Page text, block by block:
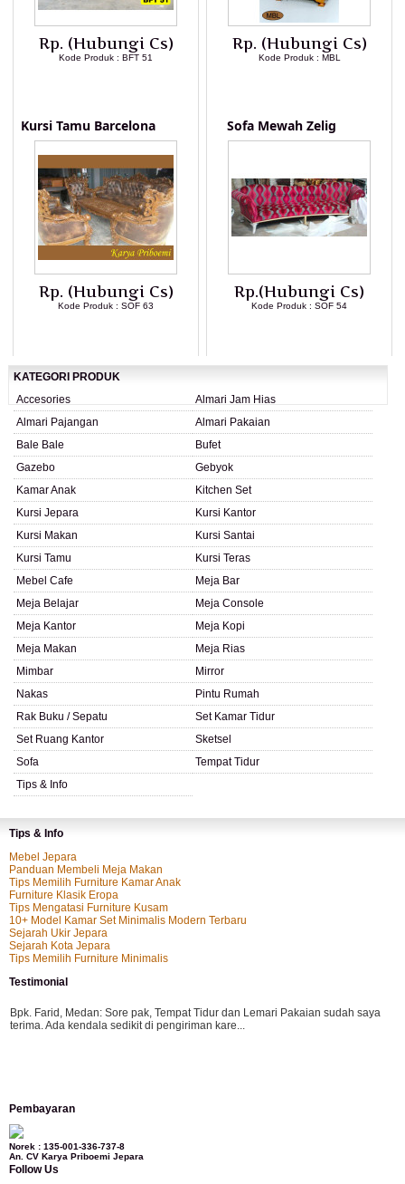
Rp. (Hubungi Cs)
Kode Produk : BFT 51
Rp. (Hubungi Cs)
Kode Produk : MBL
Kursi Tamu Barcelona
Rp. (Hubungi Cs)
Kode Produk : SOF 63
Sofa Mewah Zelig
Rp.(Hubungi Cs)
Kode Produk : SOF 54
KATEGORI PRODUK
Accesories
Almari Jam Hias
Almari Pajangan
Almari Pakaian
Bale Bale
Bufet
Gazebo
Gebyok
Kamar Anak
Kitchen Set
Kursi Jepara
Kursi Kantor
Kursi Makan
Kursi Santai
Kursi Tamu
Kursi Teras
Mebel Cafe
Meja Bar
Meja Belajar
Meja Console
Meja Kantor
Meja Kopi
Meja Makan
Meja Rias
Mimbar
Mirror
Nakas
Pintu Rumah
Rak Buku / Sepatu
Set Kamar Tidur
Set Ruang Kantor
Sketsel
Sofa
Tempat Tidur
Tips & Info
Tips & Info
Mebel Jepara
Panduan Membeli Meja Makan
Tips Memilih Furniture Kamar Anak
Furniture Klasik Eropa
Tips Mengatasi Furniture Kusam
10+ Model Kamar Set Minimalis Modern Terbaru
Sejarah Ukir Jepara
Sejarah Kota Jepara
Tips Memilih Furniture Minimalis
Testimonial
Bpk. Farid, Medan: Sore pak, Tempat Tidur dan Lemari Pakaian sudah saya
terima. Ada kendala sedikit di pengiriman kare...
kursi teras saya sudah saya terima dan p...
Pembayaran
Norek : 135-001-336-737-8
An. CV Karya Priboemi Jepara
Follow Us